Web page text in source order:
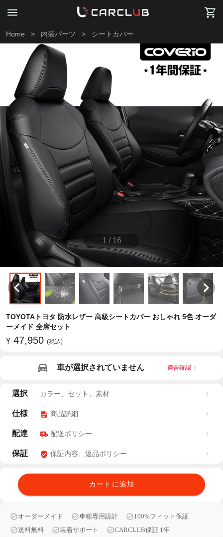
Home > 内装パーツ > シートカバー
1 / 16
TOYOTAトヨタ 防水レザー 高級シートカバー おしゃれ 5色 オーダ
ーメイド 全席セット
¥ 47,950 (税込)
車が選択されていません 適合確認
選択 カラー、セット、素材
仕様 商品詳細
配達 配送ポリシー
保証 保証内容、返品ポリシー
カートに追加
オーダーメイド 車種専用設計
100%フィット保証
送料無料
装着サポート CARCLUB保証 1年